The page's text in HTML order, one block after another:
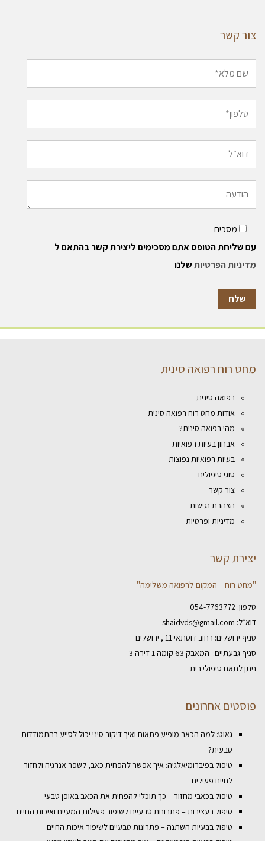
צור קשר
מסכים
עם שליחת הטופס אתם מסכימים ליצירת קשר בהתאם ל
מדיניות הפרטיותשלנו
מחט רוח רפואה סינית
רפואה סינית
אודות מחט רוח רפואה סינית
מהי רפואה סינית?
אבחון בעיות רפואיות
בעיות רפואיות נפוצות
סוגי טיפולים
צור קשר
הצהרת נגישות
מדיניות ופרטיות
יצירת קשר
"מחט רוח – המקום לרפואה משלימה"
טלפון: 054-7763772
דוא״ל: shaidvds@gmail.com
סניף ירושלים: רחוב דוסתאי 11 , ירושלים
סניף גבעתיים: המאבק 63 קומה 1 דירה 3
ניתן לתאם טיפולי בית
פוסטים אחרונים
גאוט: למה הכאב מופיע פתאום ואיך דיקור סיני יכול לסייע בהתמודדות
טבעית?
טיפול בפיברומיאלגיה: איך אפשר להפחית כאב, לשפר אנרגיה ולחזור
לחיים פעילים
טיפול בכאבי מחזור – כך תוכלי להפחית את הכאב באופן טבעי
טיפול בעצירות – פתרונות טבעיים לשיפור פעילות המעיים ואיכות החיים
טיפול בבעיות השתנה – פתרונות טבעיים לשיפור איכות החיים